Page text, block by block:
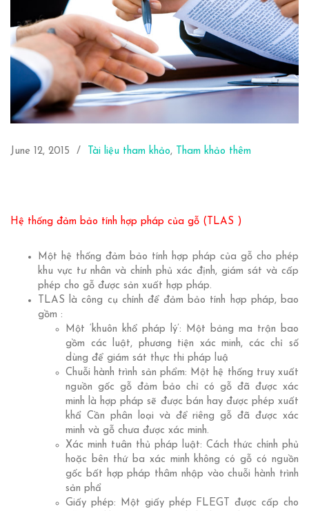
June 12, 2015 Tài liệu tham khảo, Tham khảo thêm
Hệ thống đảm bảo tính hợp pháp của gỗ (TLAS )
Một hệ thống đảm bảo tính hợp pháp của gỗ cho phép
khu vực tư nhân và chính phủ xác định, giám sát và cấp
phép cho gỗ được sản xuất hợp pháp.
TLAS là công cụ chính để đảm bảo tính hợp pháp, bao
gồm :
Một ‘khuôn khổ pháp lý’: Một bảng ma trận bao
gồm các luật, phương tiện xác minh, các chỉ số
dùng để giám sát thực thi pháp luậ
Chuỗi hành trình sản phẩm: Một hệ thống truy xuất
nguồn gốc gỗ đảm bảo chỉ có gỗ đã được xác
minh là hợp pháp sẽ được bán hay được phép xuất
khẩ Cần phân loại và để riêng gỗ đã được xác
minh và gỗ chưa được xác minh.
Xác minh tuân thủ pháp luật: Cách thức chính phủ
hoặc bên thứ ba xác minh không có gỗ có nguồn
gốc bất hợp pháp thâm nhập vào chuỗi hành trình
sản phẩ
Giấy phép: Một giấy phép FLEGT được cấp cho